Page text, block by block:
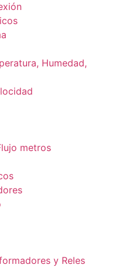
Humedad,
metros
y Reles